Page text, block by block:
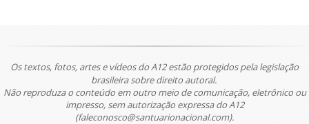
Os textos, fotos, artes e vídeos do A12 estão protegidos pela legislação
brasileira sobre direito autoral.
Não reproduza o conteúdo em outro meio de comunicação, eletrônico ou
impresso, sem autorização expressa do A12
(faleconosco@santuarionacional.com).